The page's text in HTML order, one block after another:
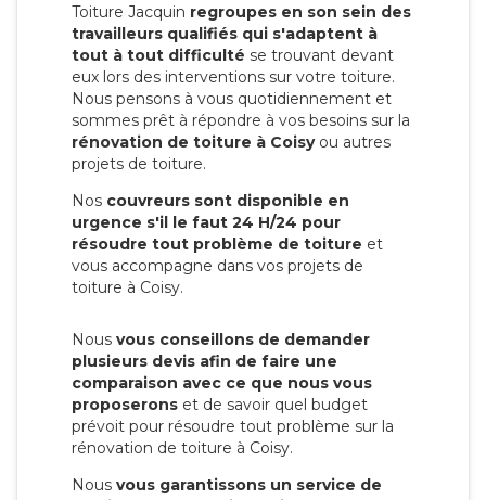
Toiture Jacquin regroupes en son sein des
travailleurs qualifiés qui s'adaptent à
tout à tout difficulté se trouvant devant
eux lors des interventions sur votre toiture.
Nous pensons à vous quotidiennement et
sommes prêt à répondre à vos besoins sur la
rénovation de toiture à Coisyou autres
projets de toiture.
Nos couvreurs sont disponible en
urgence s'il le faut 24 H/24 pour
résoudre tout problème de toiture et
vous accompagne dans vos projets de
toiture à Coisy.
Nous vous conseillons de demander
plusieurs devis afin de faire une
comparaison avec ce que nous vous
proposerons et de savoir quel budget
prévoit pour résoudre tout problème sur la
rénovation de toiture à Coisy.
Nous vous garantissons un service de